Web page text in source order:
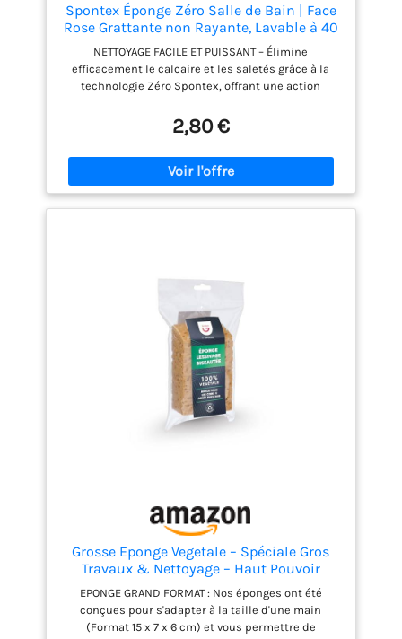
Spontex Éponge Zéro Salle de Bain | Face
Rose Grattante non Rayante, Lavable à 40
°C | Lot de 2
NETTOYAGE FACILE ET PUISSANT – Élimine
efficacement le calcaire et les saletés grâce à la
technologie Zéro Spontex, offrant une action
non rayante Classique PROTECTION DES SURFACES
DÉLICATES – La partie grattante non rayante est
adaptée à la robinetterie, aux parois de douche et
aux surfaces fragiles pour un usage quotidien sans
risque de marques SPÉCIALE SALLE DE BAIN –
Conçue pour nettoyer les lavabos, les baignoires et
composée de coton, de pâte de bois et de lin pour
une absorption efficace et un nettoyage polyvalent
sur différentes surfaces de la salle de bain
ENTRETIEN PRATIQUE ET DURABLE – Cette éponge est
lavable en machine ou au lave-vaisselle à 40 °C et
résiste à l’eau de Javel diluée pour une utilisation
prolongée et une hygiène améliorée
2,80 €
Grosse Eponge Vegetale – Spéciale Gros
Travaux & Nettoyage – Haut Pouvoir
Absorbant – Format Pratique pour
Atteindre Les Recoins, Beige
EPONGE GRAND FORMAT : Nos éponges ont été
conçues pour s'adapter à la taille d'une main
(Format 15 x 7 x 6 cm) et vous permettre de